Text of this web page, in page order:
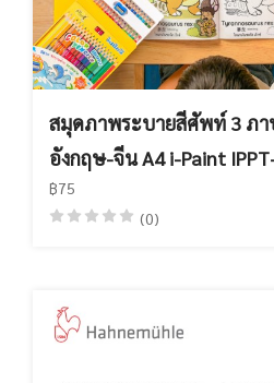
สมุดภาพระบายสีศัพท์ 3 ภา
อังกฤษ-จีน A4 i-Paint
฿75
(0)